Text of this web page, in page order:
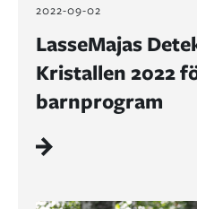
2022-09-02
LasseMajas
Kristallen 2022
barnprogram